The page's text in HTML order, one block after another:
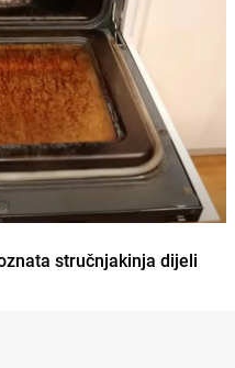
stručnjakinja dijeli